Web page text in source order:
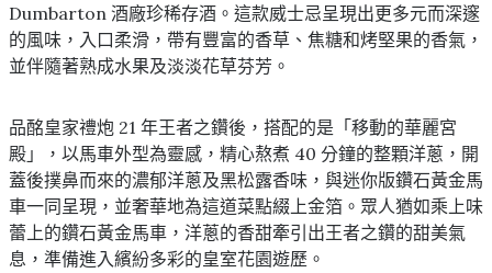
Dumbarton 酒廠珍稀存酒。這款威士忌呈現出更多元而深邃
的風味，入口柔滑，帶有豐富的香草、焦糖和烤堅果的香氣，
並伴隨著熟成水果及淡淡花草芬芳。
品酩皇家禮炮 21 年王者之鑽後，搭配的是「移動的華麗宮
殿」，以馬車外型為靈感，精心熬煮 40 分鐘的整顆洋蔥，開
蓋後撲鼻而來的濃郁洋蔥及黑松露香味，與迷你版鑽石黃金馬
車一同呈現，並奢華地為這道菜點綴上金箔。眾人猶如乘上味
蕾上的鑽石黃金馬車，洋蔥的香甜牽引出王者之鑽的甜美氣
息，準備進入繽紛多彩的皇室花園遊歷。